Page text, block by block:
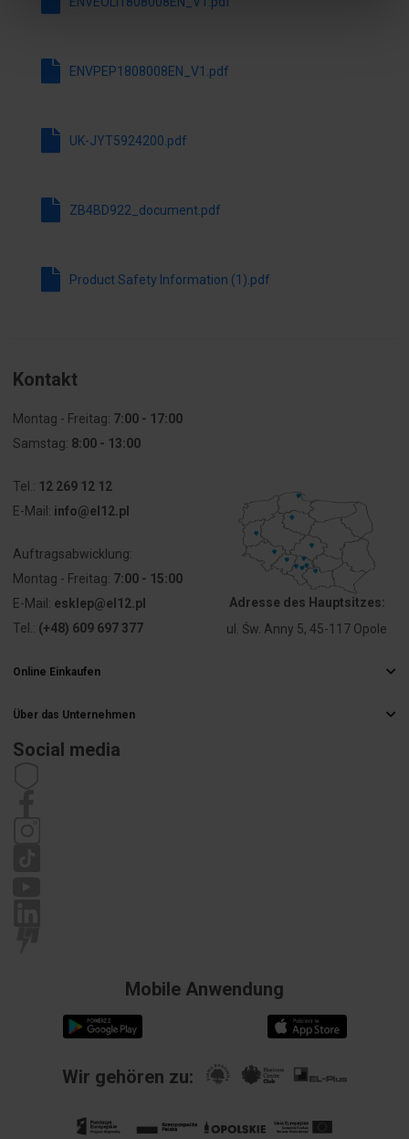
Mit Frontring Ja
Frontrings
Farbe
Frontring
frontseitig
(NEMA)
ENVPEP1808008EN_V1.pdf
UK-JYT5924200.pdf
ZB4BD922_document.pdf
Product Safety Information (1).pdf
Kontakt
Montag - Freitag: 7:00 - 17:00
Samstag: 8:00 - 13:00
Tel.: 12 269 12 12
E-Mail: info@el12.pl
Auftragsabwicklung:
Montag - Freitag: 7:00 - 15:00
E-Mail: esklep@el12.pl
Tel.: (+48) 609 697 377
Adresse des Hauptsitzes:
ul. Św. Anny 5, 45-117 Opole
Online Einkaufen
Liefermethoden
Zahlungsarten
Über das Unternehmen
Karriere
Social media
Mobile Anwendung
Wir gehören zu: